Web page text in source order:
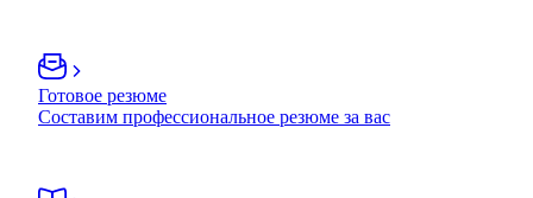
Готовое резюме
Составим профессиональное резюме за вас